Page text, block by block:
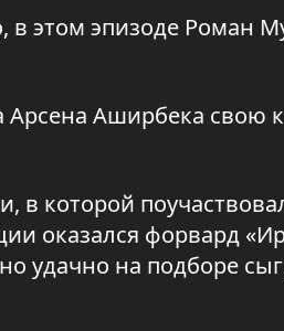
этом эпизоде Роман
Аширбека свою
в которой
оказался форвард
удачно на подборе